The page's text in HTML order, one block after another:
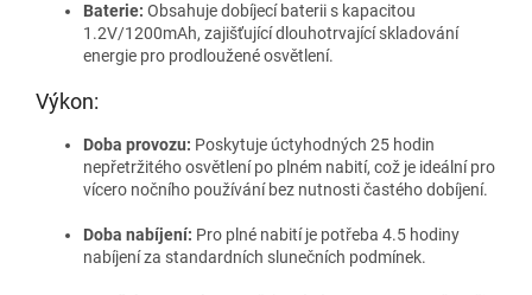
Baterie: Obsahuje dobíjecí baterii s kapacitou
1.2V/1200mAh, zajišťující dlouhotrvající skladování
energie pro prodloužené osvětlení.
Výkon:
Doba provozu: Poskytuje úctyhodných 25 hodin
nepřetržitého osvětlení po plném nabití, což je ideální pro
vícero nočního používání bez nutnosti častého dobíjení.
Doba nabíjení: Pro plné nabití je potřeba 4.5 hodiny
nabíjení za standardních slunečních podmínek.